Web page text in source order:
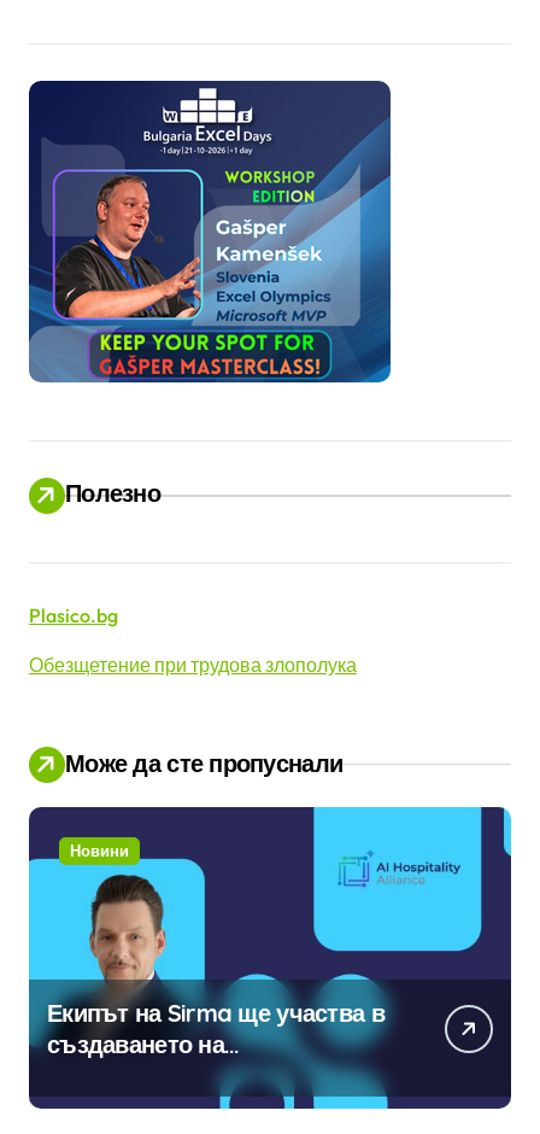
Полезно
Plasico.bg
Обезщетение при трудова злополука
Може да сте пропуснали
Новини
Екипът на Sirma ще участва в
създаването на
международните стандарти за
навлизане на изкуствен